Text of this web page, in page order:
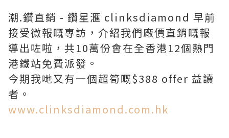
潮.鑽直銷 - 鑽星滙 clinksdiamond 早前
接受微報嘅專訪，介紹我們廠價直銷嘅報
導出咗啦，共10萬份會在全香港12個熱門
港鐵站免費派發。
今期我哋又有一個超筍嘅$388 offer 益讀
者。
www.clinksdiamond.com.hk